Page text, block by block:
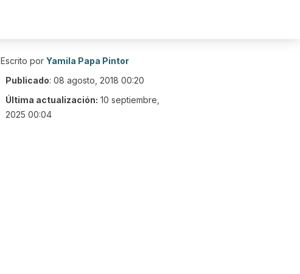
Escrito por Yamila Papa Pintor
Publicado: 08 agosto, 2018 00:20
Última actualización: 10 septiembre,
2025 00:04